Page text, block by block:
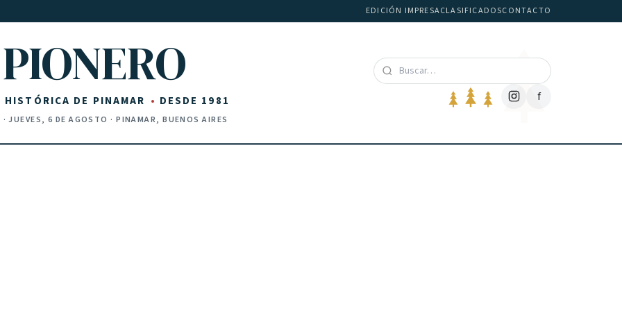
EDICIÓN IMPRESACLASIFICADOSCONTACTO
PIONERO
HISTÓRICA DE PINAMAR DESDE 1981
·JUEVES, 6 DE AGOSTO · PINAMAR, BUENOS AIRES
f